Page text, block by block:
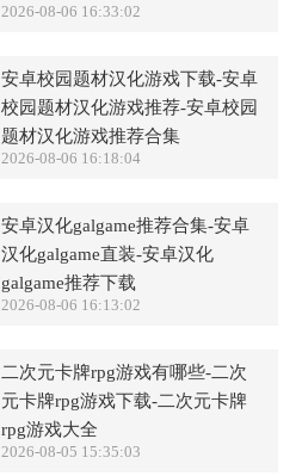
2026-08-06 16:33:02
安卓校园题材汉化游戏下载-安卓
校园题材汉化游戏推荐-安卓校园
题材汉化游戏推荐合集
2026-08-06 16:18:04
安卓汉化galgame推荐合集-安卓
汉化galgame直装-安卓汉化
galgame推荐下载
2026-08-06 16:13:02
二次元卡牌rpg游戏有哪些-二次
元卡牌rpg游戏下载-二次元卡牌
rpg游戏大全
2026-08-05 15:35:03